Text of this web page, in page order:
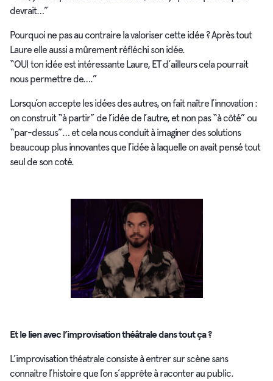
devrait…”
Pourquoi ne pas au contraire la valoriser cette idée ? Après tout
Laure elle aussi a mûrement réfléchi son idée.
“OUI ton idée est intéressante Laure, ET d’ailleurs cela pourrait
nous permettre de….”
Lorsqu’on accepte les idées des autres, on fait naître l’innovation :
on construit “à partir” de l’idée de l’autre, et non pas “à côté” ou
“par-dessus”… et cela nous conduit à imaginer des solutions
beaucoup plus innovantes que l’idée à laquelle on avait pensé tout
seul de son coté.
Et le lien avec l’improvisation théâtrale dans tout ça ?
L’improvisation théatrale consiste à entrer sur scène sans
connaitre l’histoire que l’on s’apprête à raconter au public.